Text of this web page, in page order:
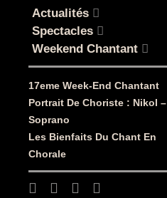
Actualités
Spectacles
Weekend Chantant
17eme Week-End Chantant
Portrait De Choriste : Nikol –
Soprano
Les Bienfaits Du Chant En
Chorale